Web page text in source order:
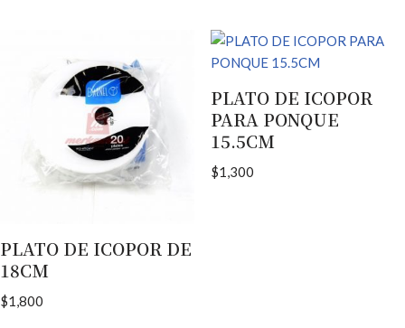
PLATO DE ICOPOR DE
18CM
$1,800
PLATO DE ICOPOR
PARA PONQUE
15.5CM
$1,300